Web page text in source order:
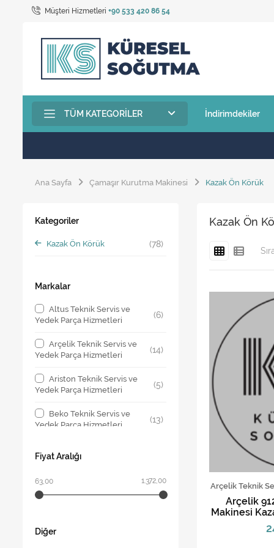
Müşteri Hizmetleri +90 533 420 86 54
TÜM KATEGORILER İndirimdekiler
Ana Sayfa Çamaşır Kurutma Makinesi Kazak Ön Körük
Kazak Ön
Arçelik Teknik
Arçelik
Makinesi
Kategoriler
Kazak Ön Körük (78)
Markalar
Altus Teknik Servis ve
Yedek Parça Hizmetleri
(6)
Arçelik Teknik Servis ve
Yedek Parça Hizmetleri
(14)
Ariston Teknik Servis ve
Yedek Parça Hizmetleri
(5)
Beko Teknik Servis ve
Yedek Parça Hizmetleri
(13)
Yedek Parça Hizmetleri
Indesit Teknik Servis ve
Yedek Parça Hizmetleri
(1)
Yedek Parça Hizmetleri
Fiyat Aralığı
63,00 1.372,00
Diğer